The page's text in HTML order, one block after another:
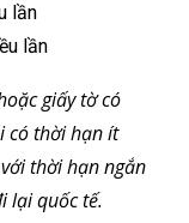
lần
lần
giấy tờ có
có thời hạn ít
thời hạn ngắn
lại quốc tế.